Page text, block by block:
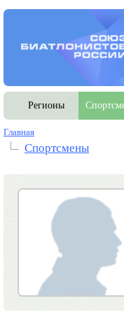
Регионы
Главная
Спортсмены